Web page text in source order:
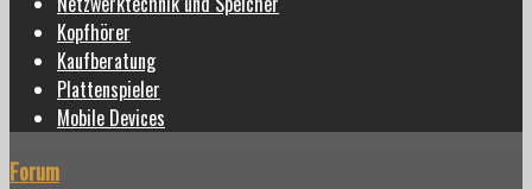
Kopfhörer
Kaufberatung
Plattenspieler
Mobile Devices
Forum